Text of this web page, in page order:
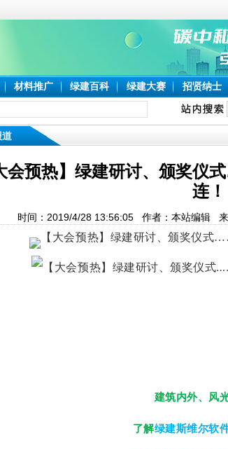
材料推广 绿建百科 绿建大赛 招贤纳士
道
会预热】绿建研讨、颁奖
连！
时间：2019/4/28 13:56:05 作者：本站编辑
建筑内外、风
了解绿建斯维尔软